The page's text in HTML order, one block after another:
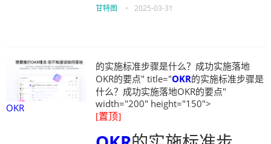
甘特图 • 2025-03-31
OKR
的实施标准步骤是什么？成功实施落地
OKR的要点" title="OKR的实施标准步骤是
什么？成功实施落地OKR的要点"
width="200" height="150">
[置顶]